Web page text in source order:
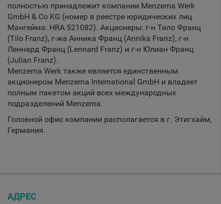
полностью принадлежит компании Menzerna Werk
GmbH & Co KG (номер в реестре юридических лиц
Мангейма: HRA 521082). Акционеры: г-н Тило Франц
(Tilo Franz), г-жа Анника Франц (Annika Franz), г-н
Леннард Франц (Lennard Franz) и г-н Юлиан Франц
(Julian Franz).
Menzerna Werk также является единственным
акционером Menzerna International GmbH и владеет
полным пакетом акций всех международных
подразделений Menzerna.
Головной офис компании располагается в г. Этигхайм,
Германия.
АДРЕС